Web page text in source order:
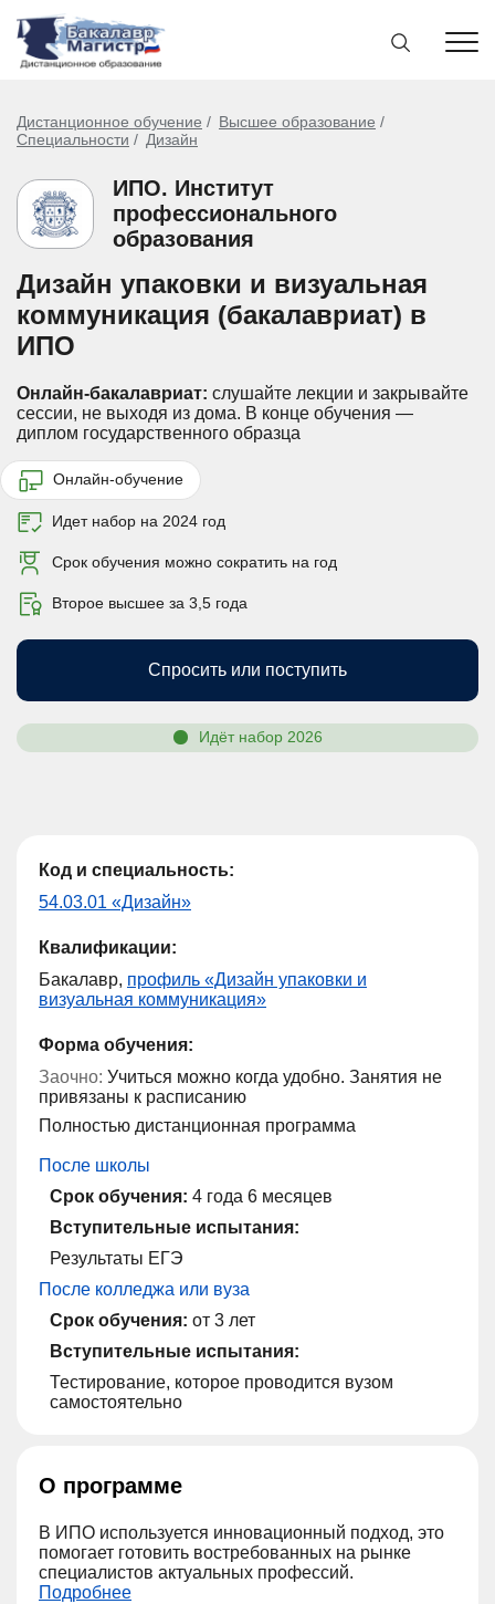
Дистанционное обучение
Высшее образование
Специальности
Дизайн
ИПО. Институт
профессионального
образования
Дизайн упаковки и визуальная
коммуникация (бакалавриат) в
ИПО
Онлайн-бакалавриат: слушайте лекции и закрывайте
сессии, не выходя из дома. В конце обучения —
диплом государственного образца
Онлайн-обучение
Идет набор на 2024 год
Срок обучения можно сократить на год
Второе высшее за 3,5 года
Спросить или поступить
Идёт набор 2026
Код и специальность:
54.03.01 «Дизайн»
Квалификации:
Бакалавр, профиль «Дизайн упаковки и
визуальная коммуникация»
Форма обучения:
Заочно: Учиться можно когда удобно. Занятия не
привязаны к расписанию
Полностью дистанционная программа
После школы
Срок обучения: 4 года 6 месяцев
Вступительные испытания:
Результаты ЕГЭ
После колледжа или вуза
Срок обучения: от 3 лет
Вступительные испытания:
Тестирование, которое проводится вузом
самостоятельно
О программе
В ИПО используется инновационный подход, это
помогает готовить востребованных на рынке
специалистов актуальных профессий.
Подробнее